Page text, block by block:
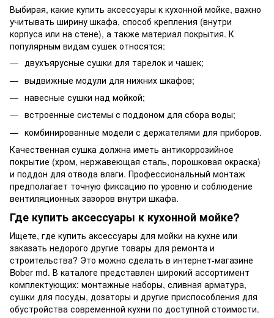
Выбирая, какие купить аксессуары к кухонной мойке, важно
учитывать ширину шкафа, способ крепления (внутри
корпуса или на стене), а также материал покрытия. К
популярным видам сушек относятся:
двухъярусные сушки для тарелок и чашек;
выдвижные модули для нижних шкафов;
навесные сушки над мойкой;
встроенные системы с поддоном для сбора воды;
комбинированные модели с держателями для приборов.
Качественная сушка должна иметь антикоррозийное
покрытие (хром, нержавеющая сталь, порошковая окраска)
и поддон для отвода влаги. Профессиональный монтаж
предполагает точную фиксацию по уровню и соблюдение
вентиляционных зазоров внутри шкафа.
Где купить аксессуары к кухонной мойке?
Ищете, где купить аксессуары для мойки на кухне или
заказать недорого другие товары для ремонта и
строительства? Это можно сделать в интернет-магазине
Bober md. В каталоге представлен широкий ассортимент
комплектующих: монтажные наборы, сливная арматура,
сушки для посуды, дозаторы и другие приспособления для
обустройства современной кухни по доступной стоимости.